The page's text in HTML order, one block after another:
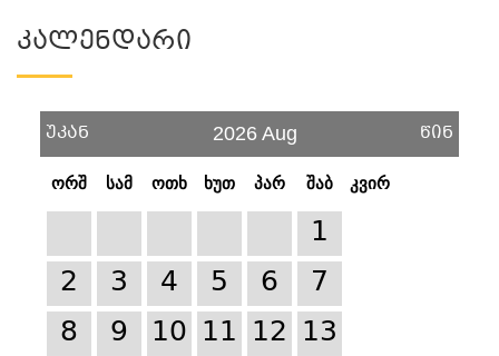
Კალენდარი
უკან 2026 Aug წინ
ორშ სამ ოთხ ხუთ პარ შაბ კვირ
1
2
3 4 5 6
7
8
9 10 11 12 13